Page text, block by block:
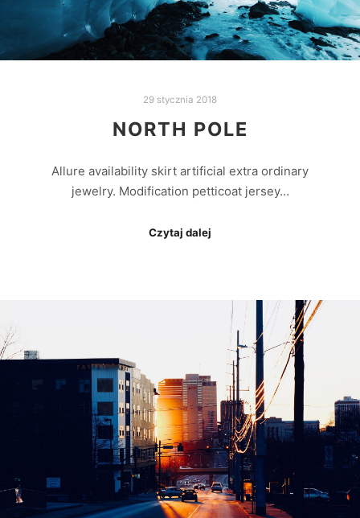
29 stycznia 2018
NORTH POLE
Allure availability skirt artificial extra ordinary
jewelry. Modification petticoat jersey…
Czytaj dalej